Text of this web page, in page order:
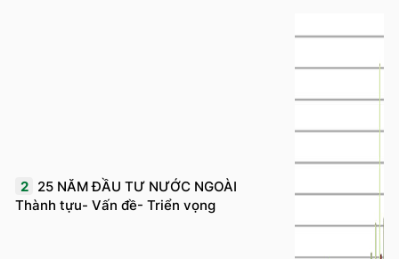
2
25 NĂM ĐẦU TƯ NƯỚC NGOÀI
Thành tựu- Vấn đề- Triển vọng